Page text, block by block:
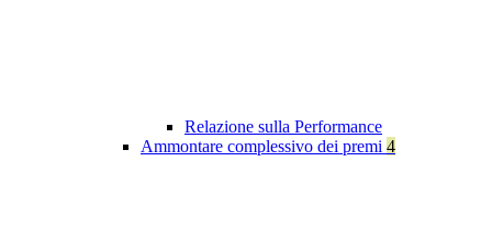
Relazione sulla Performance
Ammontare complessivo dei premi 4